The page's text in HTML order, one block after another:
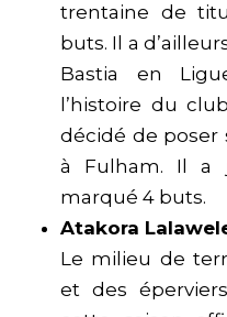
trentaine de
buts. Il a
Bastia en
l’histoire du
décidé de poser
à Fulham. Il a
marqué 4 buts.
Atakora
Le milieu de
et des